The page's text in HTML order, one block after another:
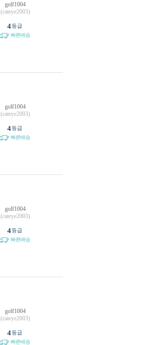
golf1004
(cateye2003)
4등급
빠른배송
golf1004
(cateye2003)
4등급
빠른배송
golf1004
(cateye2003)
4등급
빠른배송
golf1004
(cateye2003)
4등급
빠른배송